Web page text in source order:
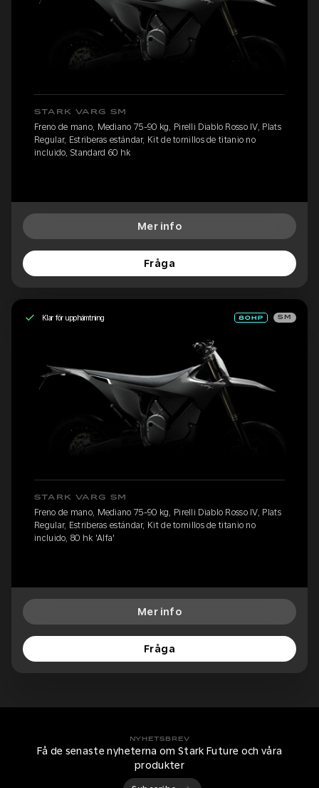
STARK VARG SM
Freno de mano, Mediano 75-90 kg, Pirelli Diablo Rosso IV, Plats
Regular, Estriberas estándar, Kit de tornillos de titanio no
incluido, Standard 60 hk
Mer info
Fråga
Klar för upphämtning SM
STARK VARG SM
Freno de mano, Mediano 75-90 kg, Pirelli Diablo Rosso IV, Plats
Regular, Estriberas estándar, Kit de tornillos de titanio no
incluido, 80 hk 'Alfa'
Mer info
Fråga
NYHETSBREV
Få de senaste nyheterna om Stark Future och våra
produkter